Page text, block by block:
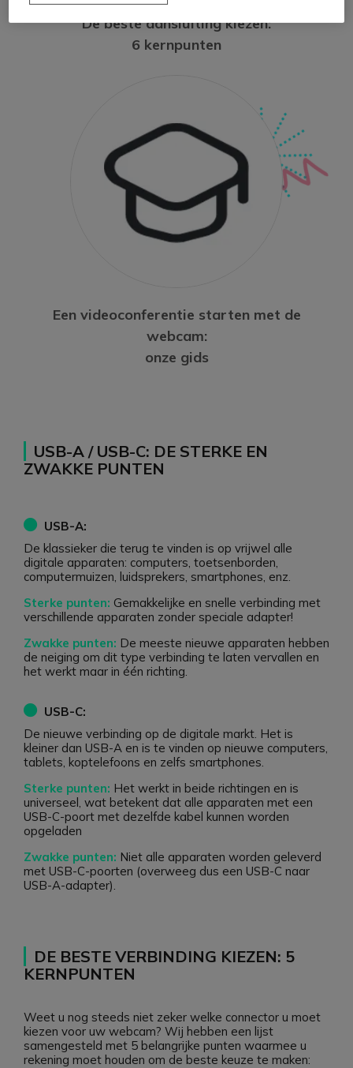
De beste aansluiting kiezen:
6 kernpunten
Een videoconferentie starten met de
webcam:
onze gids
USB-A / USB-C: DE STERKE EN
ZWAKKE PUNTEN
USB-A:
De klassieker die terug te vinden is op vrijwel alle
digitale apparaten: computers, toetsenborden,
computermuizen, luidsprekers, smartphones, enz.
Sterke punten: Gemakkelijke en snelle verbinding met
verschillende apparaten zonder speciale adapter!
Zwakke punten: De meeste nieuwe apparaten hebben
de neiging om dit type verbinding te laten vervallen en
het werkt maar in één richting.
USB-C:
De nieuwe verbinding op de digitale markt. Het is
kleiner dan USB-A en is te vinden op nieuwe computers,
tablets, koptelefoons en zelfs smartphones.
Sterke punten: Het werkt in beide richtingen en is
universeel, wat betekent dat alle apparaten met een
USB-C-poort met dezelfde kabel kunnen worden
opgeladen
Zwakke punten: Niet alle apparaten worden geleverd
met USB-C-poorten (overweeg dus een USB-C naar
USB-A-adapter).
DE BESTE VERBINDING KIEZEN: 5
KERNPUNTEN
Weet u nog steeds niet zeker welke connector u moet
kiezen voor uw webcam? Wij hebben een lijst
samengesteld met 5 belangrijke punten waarmee u
rekening moet houden om de beste keuze te maken: